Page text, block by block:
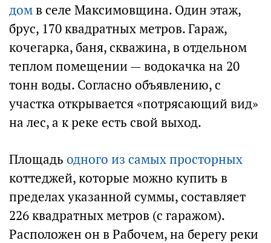
домв селе Максимовщина. Один этаж,
брус, 170 квадратных метров. Гараж,
кочегарка, баня, скважина, в отдельном
теплом помещении — водокачка на 20
тонн воды. Согласно объявлению, с
участка открывается «потрясающий вид»
на лес, а к реке есть свой выход.
Площадь одного из самых просторных
коттеджей, которые можно купить в
пределах указанной суммы, составляет
226 квадратных метров (с гаражом).
Расположен он в Рабочем, на берегу реки